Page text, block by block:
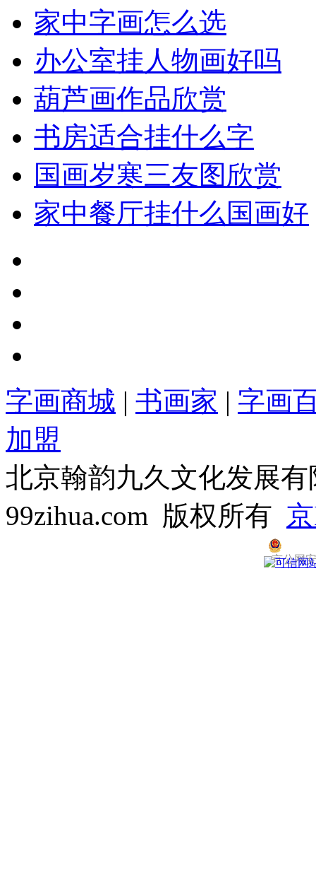
家中字画怎么选
办公室挂人物画好吗
葫芦画作品欣赏
书房适合挂什么字
国画岁寒三友图欣赏
家中餐厅挂什么国画好
字画商城 | 书画家 | 字画
加盟
北京翰韵九久文化发展
99zihua.com 版权所有
京公网